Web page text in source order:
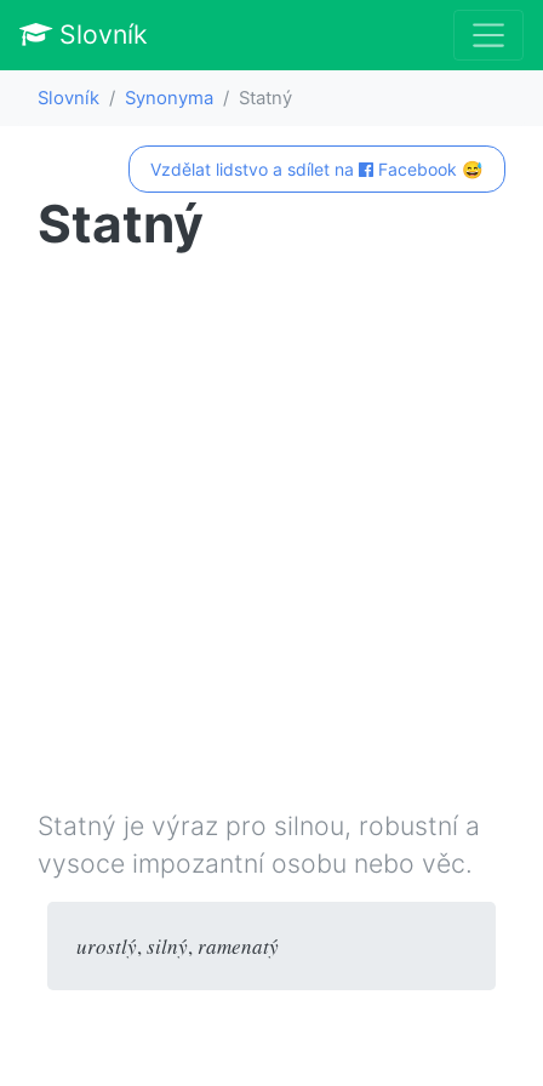
Slovník
Slovník Synonyma Statný
Vzdělat lidstvo a sdílet na Facebook 😅
Statný
Statný je výraz pro silnou, robustní a
vysoce impozantní osobu nebo věc.
urostlý,silný, ramenatý